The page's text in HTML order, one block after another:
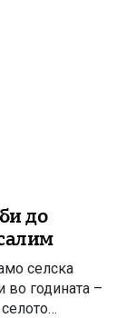
до
селска
во годината –